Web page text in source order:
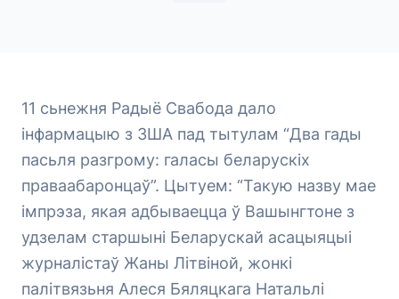
11 cьнежня Радыё Свабода дало
інфармацыю з ЗША пад тытулам “Два гады
пасьля разгрому: галасы беларускіх
праваабаронцаў”. Цытуем: “Такую назву мае
імпрэза, якая адбываецца ў Вашынгтоне з
удзелам старшыні Беларускай асацыяцыі
журналістаў Жаны Літвіной, жонкі
палітвязьня Алеся Бяляцкага Натальлі